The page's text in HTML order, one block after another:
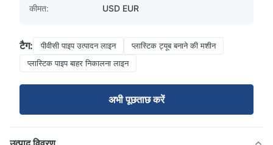
कीमत:
USD EUR
टैग: पीवीसी पाइप उत्पादन लाइन
प्लास्टिक ट्यूब बनाने की मशीन
प्लास्टिक पाइप बाहर निकालना लाइन
अभी पूछताछ करें